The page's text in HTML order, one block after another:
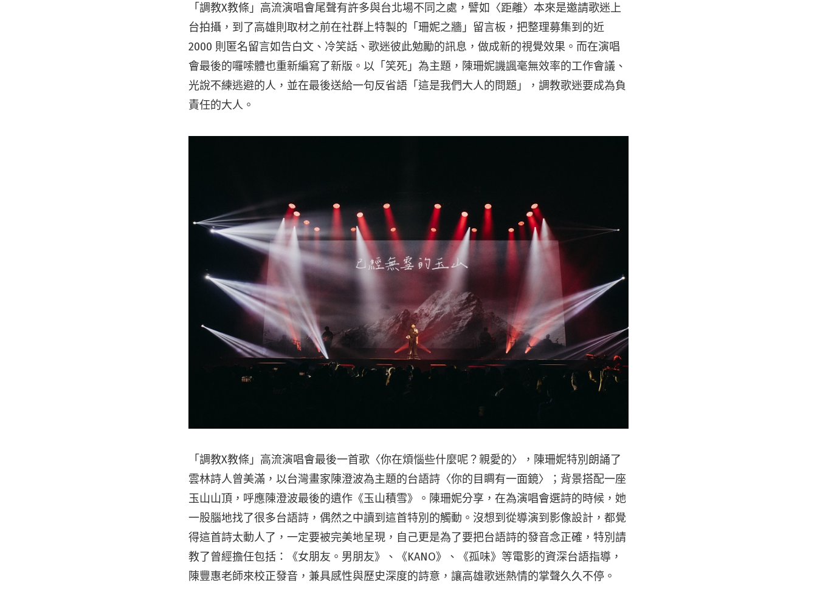
「調教X教條」高流演唱會尾聲有許多與台北場不同之處，譬如〈距離〉本來是邀請歌迷上
台拍攝，到了高雄則取材之前在社群上特製的「珊妮之牆」留言板，把整理募集到的近
2000 則匿名留言如告白文、冷笑話、歌迷彼此勉勵的訊息，做成新的視覺效果。而在演唱
會最後的囉嗦體也重新編寫了新版。以「笑死」為主題，陳珊妮譏諷毫無效率的工作會議、
光說不練逃避的人，並在最後送給一句反省語「這是我們大人的問題」，調教歌迷要成為負
責任的大人。
「調教X教條」高流演唱會最後一首歌〈你在煩惱些什麼呢？親愛的〉，陳珊妮特別朗誦了
雲林詩人曾美滿，以台灣畫家陳澄波為主題的台語詩〈你的目睭有一面鏡〉；背景搭配一座
玉山山頂，呼應陳澄波最後的遺作《玉山積雪》。陳珊妮分享，在為演唱會選詩的時候，她
一股腦地找了很多台語詩，偶然之中讀到這首特別的觸動。沒想到從導演到影像設計，都覺
得這首詩太動人了，一定要被完美地呈現，自己更是為了要把台語詩的發音念正確，特別請
教了曾經擔任包括：《女朋友。男朋友》、《KANO》、《孤味》等電影的資深台語指導，
陳豐惠老師來校正發音，兼具感性與歷史深度的詩意，讓高雄歌迷熱情的掌聲久久不停。